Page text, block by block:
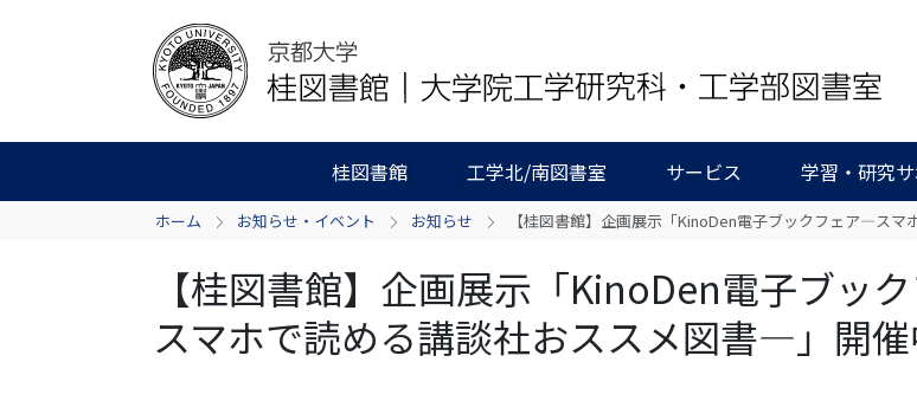
桂図書館 工学北/南図書室 サービス 学習・研究
ホーム お知らせ・イベント お知らせ 【桂図書館】企画展示「KinoDen電子ブックフェア―ス
【桂図書館】企画展示「KinoDen電子ブッ
スマホで読める講談社おススメ図書―」開催